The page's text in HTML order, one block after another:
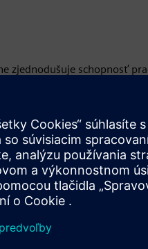
zjednodušuje schopnosť
si vyžadovala časovo
dielov pre 3D tlač,
praxou v dizajne
účely, ako je 3D tlač a
návrhu.